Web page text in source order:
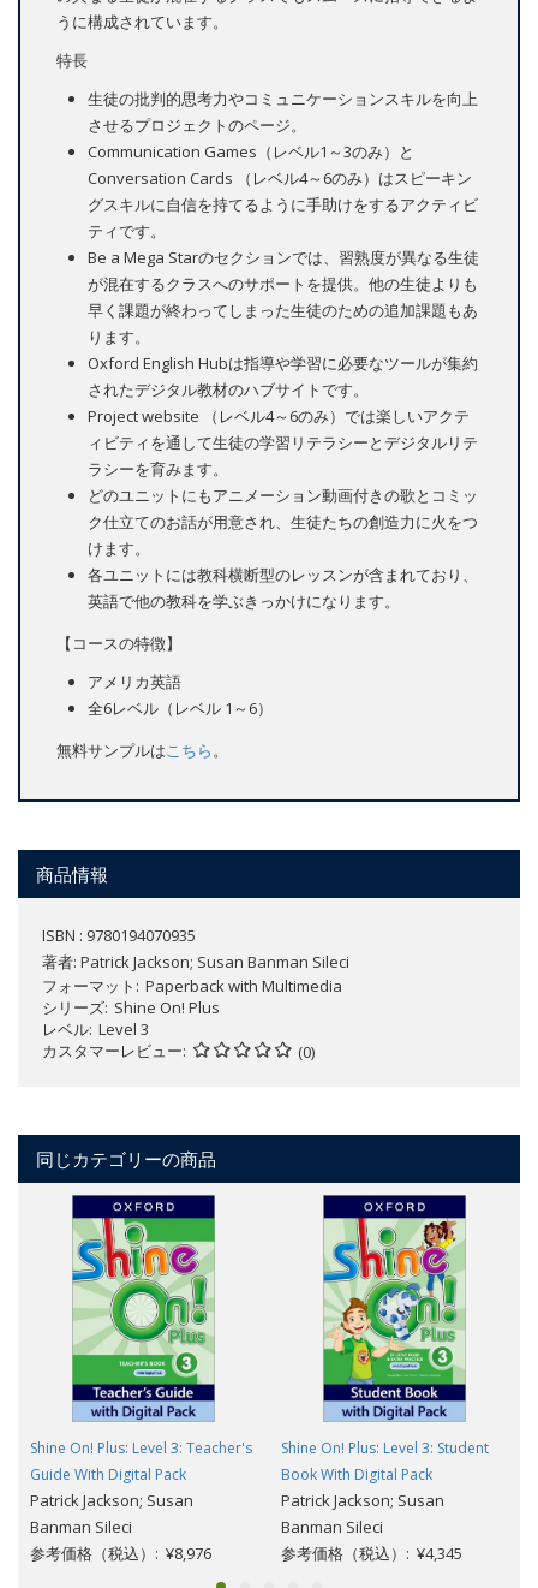
うに構成されています。
特長
生徒の批判的思考力やコミュニケーションスキルを向上
させるプロジェクトのページ。
Communication Games（レベル1～3のみ）と
Conversation Cards （レベル4～6のみ）はスピーキン
グスキルに自信を持てるように手助けをするアクティビ
ティです。
Be a Mega Starのセクションでは、習熟度が異なる生徒
が混在するクラスへのサポートを提供。他の生徒よりも
早く課題が終わってしまった生徒のための追加課題もあ
ります。
Oxford English Hubは指導や学習に必要なツールが集約
されたデジタル教材のハブサイトです。
Project website （レベル4～6のみ）では楽しいアクテ
ィビティを通して生徒の学習リテラシーとデジタルリテ
ラシーを育みます。
どのユニットにもアニメーション動画付きの歌とコミッ
ク仕立てのお話が用意され、生徒たちの創造力に火をつ
けます。
各ユニットには教科横断型のレッスンが含まれており、
英語で他の教科を学ぶきっかけになります。
【コースの特徴】
アメリカ英語
全6レベル（レベル 1～6）
無料サンプルはこちら。
商品情報
ISBN : 9780194070935
著者: Patrick Jackson; Susan Banman Sileci
フォーマット
Paperback with Multimedia
シリーズ Shine On! Plus
レベル Level 3
カスタマーレビュー
(0)
同じカテゴリーの商品
Shine On! Plus: Level 3: Teacher's
Guide With Digital Pack
Patrick Jackson; Susan
Banman Sileci
参考価格（税込）: ¥8,976
Shine On! Plus: Level 3: Student
Book With Digital Pack
Patrick Jackson; Susan
Banman Sileci
参考価格（税込）: ¥4,345